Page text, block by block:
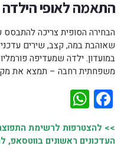
התאמה לאופי הילדה
הבחירה הסופית צריכה
שאוהבת במה, קצב, שירים
במועדון. ילדה שמעדיפה
משפחתית רחבה – תמצא את
Facebook
>> להצטרפות לרשימת
העדכונים ראשונים בווטסאפ,